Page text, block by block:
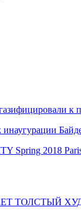
к
Spring 2018
ТОЛСТЫЙ